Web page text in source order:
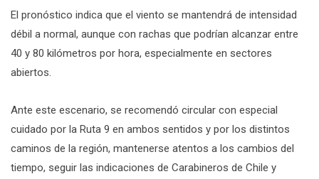
El pronóstico indica que el viento se mantendrá de intensidad
débil a normal, aunque con rachas que podrían alcanzar entre
40 y 80 kilómetros por hora, especialmente en sectores
abiertos.
Ante este escenario, se recomendó circular con especial
cuidado por la Ruta 9 en ambos sentidos y por los distintos
caminos de la región, mantenerse atentos a los cambios del
tiempo, seguir las indicaciones de Carabineros de Chile y